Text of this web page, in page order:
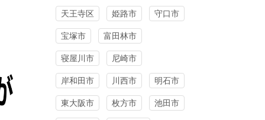
天王寺区 姫路市 守口市
宝塚市 富田林市
寝屋川市 尼崎市
岸和田市 川西市 明石市
東大阪市 枚方市 池田市